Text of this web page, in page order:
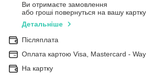
Ви отримаєте замовлення
або гроші повернуться на вашу картку
Детальніше
Післяплата
Оплата картою Visa, Mastercard -
На картку